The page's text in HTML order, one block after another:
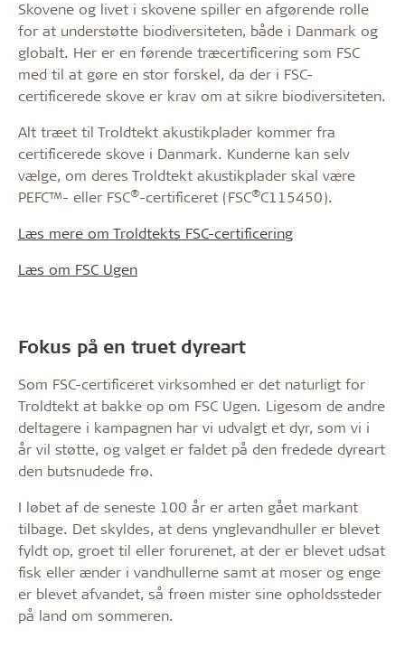
Skovene og livet i skovene spiller en afgørende rolle
for at understøtte biodiversiteten, både i Danmark og
globalt. Her er en førende træcertificering som FSC
med til at gøre en stor forskel, da der i FSC-
certificerede skove er krav om at sikre biodiversiteten.
Alt træet til Troldtekt akustikplader kommer fra
certificerede skove i Danmark. Kunderne kan selv
vælge, om deres Troldtekt akustikplader skal være
PEFC™- eller FSC®-certificeret (FSC®C115450).
Læs mere om Troldtekts FSC-certificering
Læs om FSC Ugen
Fokus på en truet dyreart
Som FSC-certificeret virksomhed er det naturligt for
Troldtekt at bakke op om FSC Ugen. Ligesom de andre
deltagere i kampagnen har vi udvalgt et dyr, som vi i
år vil støtte, og valget er faldet på den fredede dyreart
den butsnudede frø.
I løbet af de seneste 100 år er arten gået markant
tilbage. Det skyldes, at dens ynglevandhuller er blevet
fyldt op, groet til eller forurenet, at der er blevet udsat
fisk eller ænder i vandhullerne samt at moser og enge
er blevet afvandet, så frøen mister sine opholdssteder
på land om sommeren.